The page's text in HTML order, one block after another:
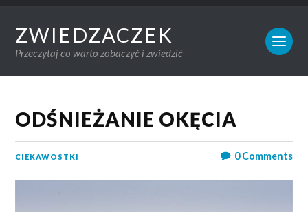
ZWIEDZACZEK
Przeczytaj co warto zobaczyć i zwiedzić
ODŚNIEŻANIE OKĘCIA
CIEKAWOSTKI 0Comments